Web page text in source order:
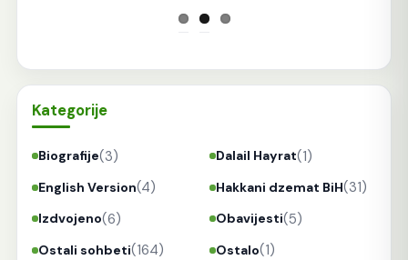
Kategorije
Biografije(3) Dalail Hayrat(1)
English Version(4) Hakkani dzemat BiH(31)
Izdvojeno(6) Obavijesti(5)
Ostali sohbeti(164) Ostalo(1)